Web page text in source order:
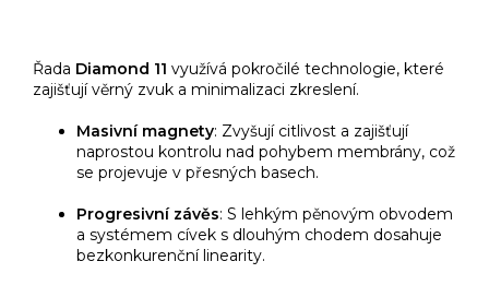
Řada Diamond 11 využívá pokročilé technologie, které
zajišťují věrný zvuk a minimalizaci zkreslení.
Masivní magnety: Zvyšují citlivost a zajišťují
naprostou kontrolu nad pohybem membrány, což
se projevuje v přesných basech.
Progresivní závěs: S lehkým pěnovým obvodem
a systémem cívek s dlouhým chodem dosahuje
bezkonkurenční linearity.